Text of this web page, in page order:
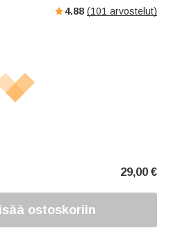
4.88 (101 arvostelut)
29,00 €
ostoskoriin